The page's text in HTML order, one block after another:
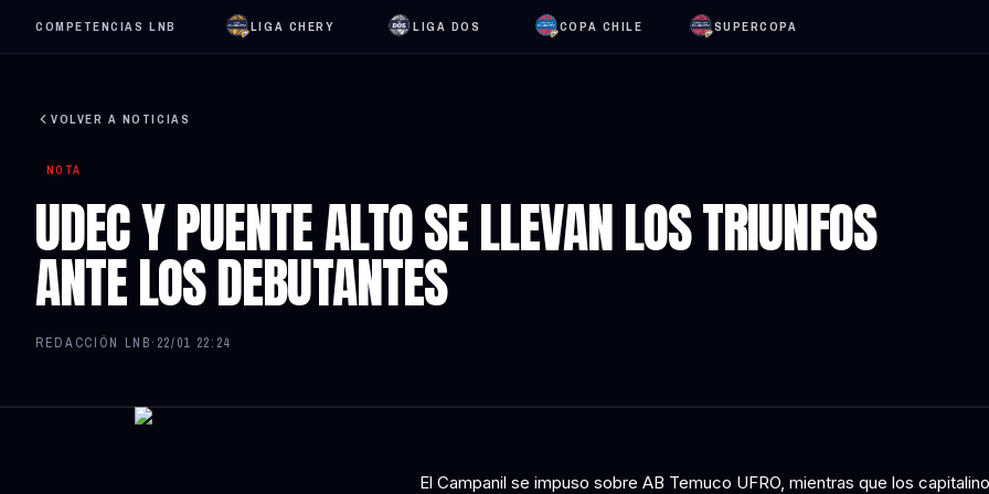
COMPETENCIAS LNB LIGA CHERY LIGA DOS COPA CHILE SUPERCOPA
VOLVER A NOTICIAS
NOTA
UDEC Y PUENTE ALTO SE LLEVAN LOS TRIUNFOS
ANTE LOS DEBUTANTES
REDACCIÓN LNB· 22/01 22:24
El Campanil se impuso sobre AB Temuco UFRO, mientras que los